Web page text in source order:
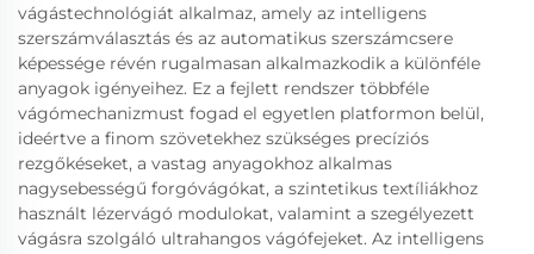
vágástechnológiát alkalmaz, amely az intelligens
szerszámválasztás és az automatikus szerszámcsere
képessége révén rugalmasan alkalmazkodik a különféle
anyagok igényeihez. Ez a fejlett rendszer többféle
vágómechanizmust fogad el egyetlen platformon belül,
ideértve a finom szövetekhez szükséges precíziós
rezgőkéseket, a vastag anyagokhoz alkalmas
nagysebességű forgóvágókat, a szintetikus textíliákhoz
használt lézervágó modulokat, valamint a szegélyezett
vágásra szolgáló ultrahangos vágófejeket. Az intelligens